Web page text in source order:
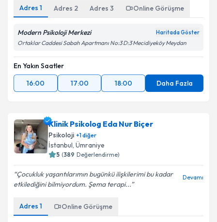
Adres 1 Adres 2 Adres 3 Online Görüşme
Modern Psikoloji Merkezi Haritada Göster
Ortaklar Caddesi Sabah Apartmanı No:3 D:3 Mecidiyeköy Meydan
En Yakın Saatler
16:00
17:00 18:00 Daha Fazla
Klinik Psikolog Eda Nur Biçer
Psikoloji +1diğer
İstanbul, Ümraniye
5 (389 Değerlendirme)
Çocukluk yaşantılarımın bugünkü ilişkilerimi bu kadar
etkilediğini bilmiyordum. Şema terapi...
Devamı
Adres 1 Online Görüşme